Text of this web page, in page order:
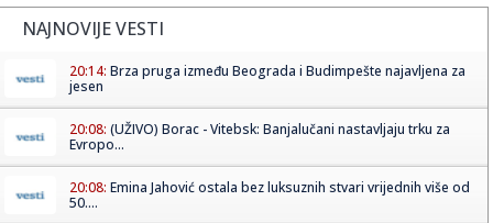
NAJNOVIJE VESTI
20:14: Brza pruga između Beograda i Budimpešte najavljena za
jesen
20:08: (UŽIVO) Borac - Vitebsk: Banjalučani nastavljaju trku za
Evropo...
20:08: Emina Jahović ostala bez luksuznih stvari vrijednih više od
50....